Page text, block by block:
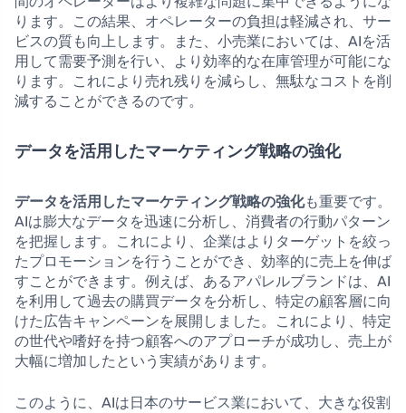
ります。この結果、オペレーターの負担は軽減され、サー
ビスの質も向上します。また、小売業においては、AIを活
用して需要予測を行い、より効率的な在庫管理が可能にな
ります。これにより売れ残りを減らし、無駄なコストを削
減することができるのです。
データを活用したマーケティング戦略の強化
データを活用したマーケティング戦略の強化も重要です。
AIは膨大なデータを迅速に分析し、消費者の行動パターン
を把握します。これにより、企業はよりターゲットを絞っ
たプロモーションを行うことができ、効率的に売上を伸ば
すことができます。例えば、あるアパレルブランドは、AI
を利用して過去の購買データを分析し、特定の顧客層に向
けた広告キャンペーンを展開しました。これにより、特定
の世代や嗜好を持つ顧客へのアプローチが成功し、売上が
大幅に増加したという実績があります。
このように、AIは日本のサービス業において、大きな役割